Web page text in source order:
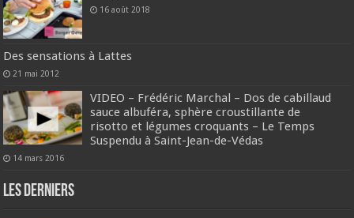
16 août 2018
Des sensations à Lattes
21 mai 2012
VIDEO – Frédéric Marchal – Dos de cabillaud
sauce albuféra, sphère croustillante de
risotto et légumes croquants – Le Temps
Suspendu à Saint-Jean-de-Védas
14 mars 2016
Les derniers